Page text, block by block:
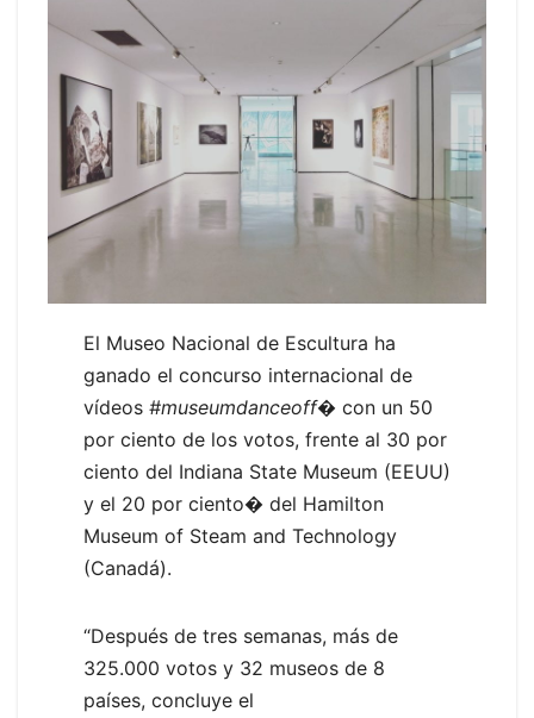
El Museo Nacional de Escultura ha
ganado el concurso internacional de
vídeos #museumdanceoff� con un 50
por ciento de los votos, frente al 30 por
ciento del Indiana State Museum (EEUU)
y el 20 por ciento� del Hamilton
Museum of Steam and Technology
(Canadá).
“Después de tres semanas, más de
325.000 votos y 32 museos de 8
países, concluye el